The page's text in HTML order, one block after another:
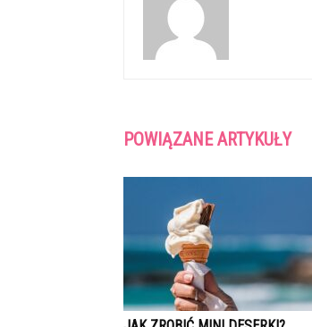
POWIĄZANE ARTYKUŁY